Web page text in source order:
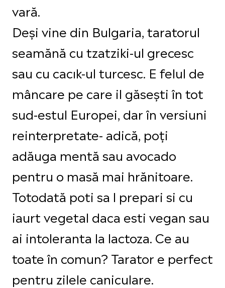
vară.
Deși vine din Bulgaria, taratorul
seamănă cu tzatziki-ul grecesc
sau cu cacık-ul turcesc. E felul de
mâncare pe care il găsești în tot
sud-estul Europei, dar în versiuni
reinterpretate- adică, poți
adăuga mentă sau avocado
pentru o masă mai hrănitoare.
Totodată poti sa l prepari si cu
iaurt vegetal daca esti vegan sau
ai intoleranta la lactoza. Ce au
toate în comun? Tarator e perfect
pentru zilele caniculare.